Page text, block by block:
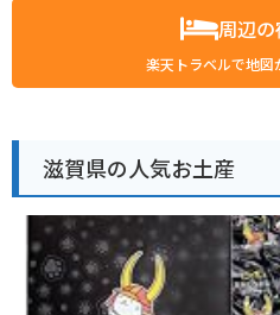
周辺
楽天トラベルで地図
滋賀県の人気お土産